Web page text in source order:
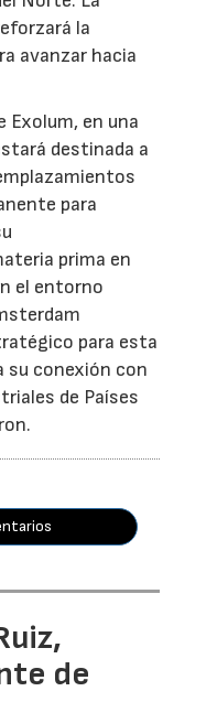
la
avanzar hacia
Exolum, en una
destinada a
para
prima en
el entorno
para esta
su conexión con
de Países
de